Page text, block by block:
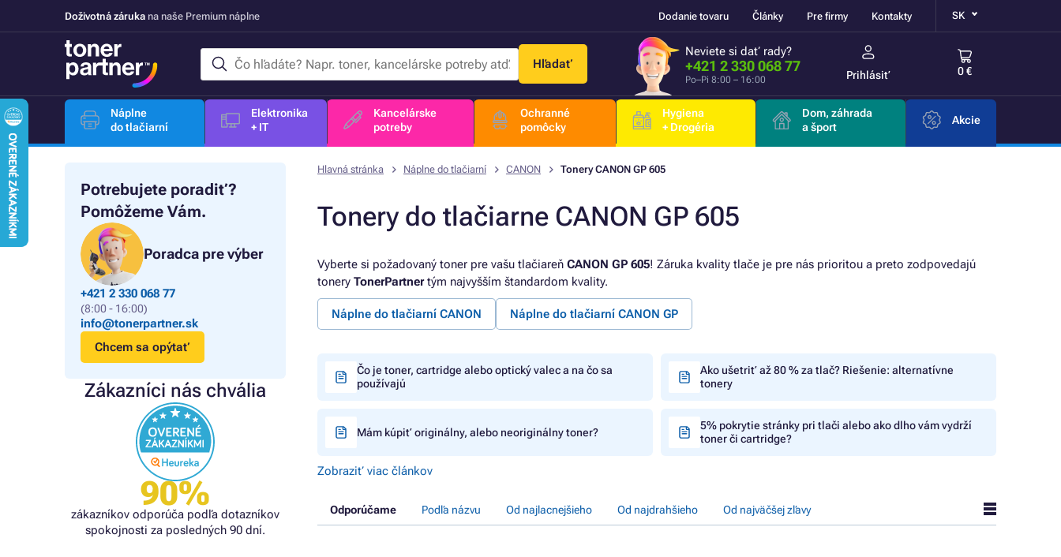
Doživotná záruka na naše Premium náplne Dodanie tovaru Články Pre firmy Kontakty SK
Hľadať
Neviete si dať rady?
+421 2 330 068 77
Po–Pi 8:00 – 16:00 Prihlásiť 0 €
Náplne
do tlačiarní
Elektronika
+ IT
Kancelárske
potreby
Ochranné
pomôcky
Hygiena
+ Drogéria
Dom, záhrada
a šport
Akcie
Potrebujete poradiť?
Pomôžeme Vám.
Poradca pre výber
+421 2 330 068 77
(8:00 - 16:00)
info@tonerpartner.sk
Chcem sa opýtať
Zákazníci nás chvália
90%
zákazníkov odporúča podľa dotazníkov
spokojnosti za posledných 90 dní.
Hlavná stránka Náplne do tlačiarní CANON Tonery CANON GP 605
Tonery do tlačiarne CANON GP 605
Vyberte si požadovaný toner pre vašu tlačiareň CANON GP 605! Záruka kvality tlače je pre nás prioritou a preto zodpovedajú
tonery TonerPartnertým najvyšším štandardom kvality.
Náplne do tlačiarní CANON Náplne do tlačiarní CANON GP
Čo je toner, cartridge alebo optický valec a na čo sa
používajú
Ako ušetriť až 80 % za tlač? Riešenie: alternatívne
tonery
Mám kúpiť originálny, alebo neoriginálny toner?
5% pokrytie stránky pri tlači alebo ako dlho vám vydrží
toner či cartridge?
Zobraziť viac článkov
Odporúčame Podľa názvu Od najlacnejšieho Od najdrahšieho Od najväčšej zľavy